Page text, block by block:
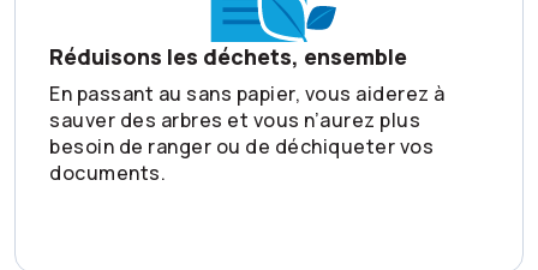
Réduisons les déchets, ensemble
En passant au sans papier, vous aiderez à
sauver des arbres et vous n’aurez plus
besoin de ranger ou de déchiqueter vos
documents.